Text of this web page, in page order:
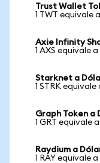
Trust Wallet
1 TWT equivale
Axie Infinity
1 AXS equivale a
Starknet a
1 STRK equivale
Graph Token a
1 GRT equivale
Raydium a
1 RAY equivale